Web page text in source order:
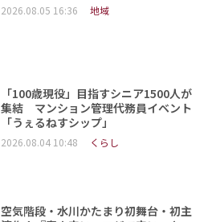
2026.08.05 16:36 地域
「100歳現役」目指すシニア1500人が
集結 マンション管理代務員イベント
「うぇるねすシップ」
2026.08.04 10:48 くらし
空気階段・水川かたまり初舞台・初主